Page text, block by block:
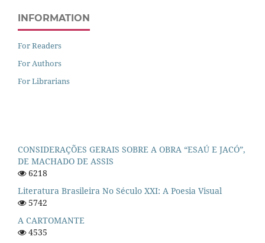
INFORMATION
For Readers
For Authors
For Librarians
CONSIDERAÇÕES GERAIS SOBRE A OBRA “ESAÚ E JACÓ”,
DE MACHADO DE ASSIS
6218
Literatura Brasileira No Século XXI: A Poesia Visual
5742
A CARTOMANTE
4535